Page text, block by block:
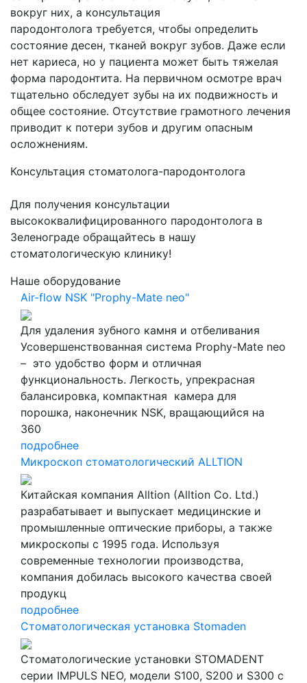
вокруг них, а консультация
пародонтолога требуется, чтобы определить
состояние десен, тканей вокруг зубов. Даже если
нет кариеса, но у пациента может быть тяжелая
форма пародонтита. На первичном осмотре врач
тщательно обследует зубы на их подвижность и
общее состояние. Отсутствие грамотного лечения
приводит к потери зубов и другим опасным
осложнениям.
Консультация стоматолога-пародонтолога
Для получения консультации
высококвалифицированного пародонтолога в
Зеленограде обращайтесь в нашу
стоматологическую клинику!
Наше оборудование
Air-flow NSK "Prophy-Mate neo"
Для удаления зубного камня и отбеливания
Усовершенствованная система Prophy-Mate neo
– это удобство форм и отличная
функциональность. Легкость, yпрекрасная
балансировка, компактная камера для
порошка, наконечник NSK, вращающийся на
360
подробнее
Микроскоп стоматологический ALLTION
Китайская компания Alltion (Alltion Co. Ltd.)
разрабатывает и выпускает медицинские и
промышленные оптические приборы, а также
микроскопы с 1995 года. Используя
современные технологии производства,
компания добилась высокого качества своей
продукц
подробнее
Стоматологическая установка Stomaden
Стоматологические установки STOMADENT
серии IMPULS NEO, модели S100, S200 и S300 с